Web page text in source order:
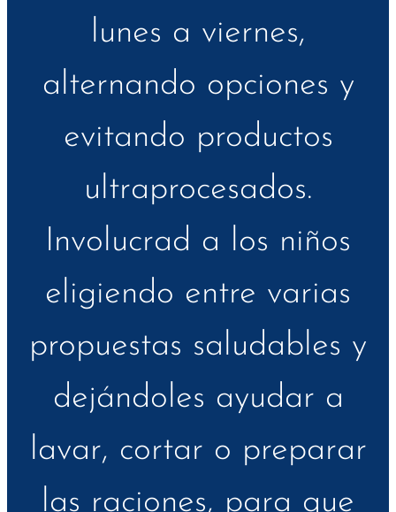
lunes a viernes,
alternando opciones y
evitando productos
ultraprocesados.
Involucrad a los niños
eligiendo entre varias
propuestas saludables y
dejándoles ayudar a
lavar, cortar o preparar
las raciones, para que